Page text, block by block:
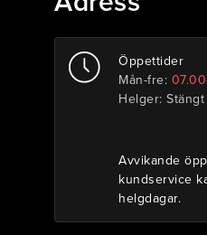
Öppettider
Mån-fre:
Helger: Stängt
Avvikande
kundservice
helgdagar.